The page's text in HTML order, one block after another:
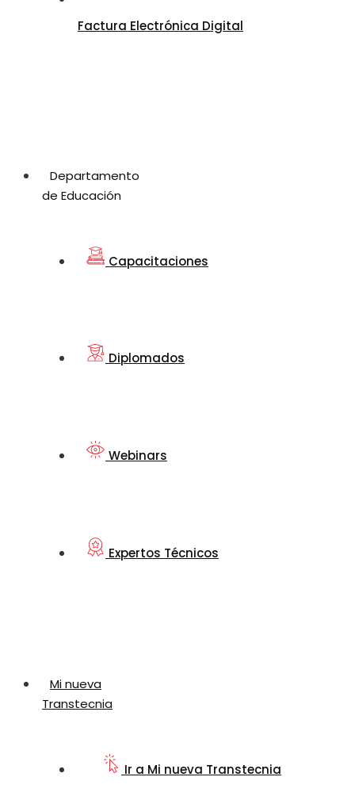
Factura Electrónica Digital
Departamento
de Educación
Capacitaciones
Diplomados
Webinars
Expertos Técnicos
Mi nueva
Transtecnia
Ir a Mi nueva Transtecnia